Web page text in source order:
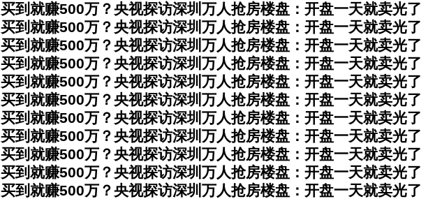
买到就赚500万？央视探访深圳万人抢房楼盘：开盘一天就卖光了
买到就赚500万？央视探访深圳万人抢房楼盘：开盘一天就卖光了
买到就赚500万？央视探访深圳万人抢房楼盘：开盘一天就卖光了
买到就赚500万？央视探访深圳万人抢房楼盘：开盘一天就卖光了
买到就赚500万？央视探访深圳万人抢房楼盘：开盘一天就卖光了
买到就赚500万？央视探访深圳万人抢房楼盘：开盘一天就卖光了
买到就赚500万？央视探访深圳万人抢房楼盘：开盘一天就卖光了
买到就赚500万？央视探访深圳万人抢房楼盘：开盘一天就卖光了
买到就赚500万？央视探访深圳万人抢房楼盘：开盘一天就卖光了
买到就赚500万？央视探访深圳万人抢房楼盘：开盘一天就卖光了
买到就赚500万？央视探访深圳万人抢房楼盘：开盘一天就卖光了